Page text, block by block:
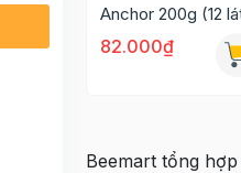
Anchor 200g (12
82.000₫
Beemart tổng